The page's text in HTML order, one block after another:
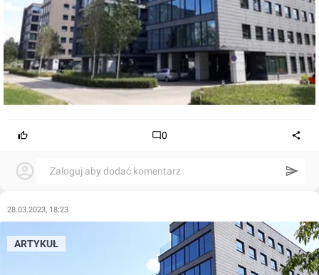
0
Zaloguj aby dodać komentarz
28.03.2023, 18:23
ARTYKUŁ